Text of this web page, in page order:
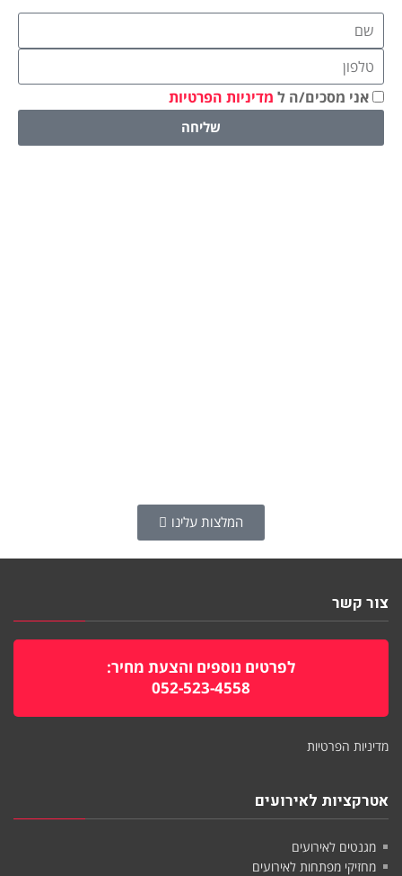
אני מסכים/ה ל מדיניות הפרטיות
שליחה
המלצות עלינו
צור קשר
לפרטים נוספים והצעת מחיר:
052-523-4558
מדיניות הפרטיות
אטרקציות לאירועים
מגנטים לאירועים
מחזיקי מפתחות לאירועים